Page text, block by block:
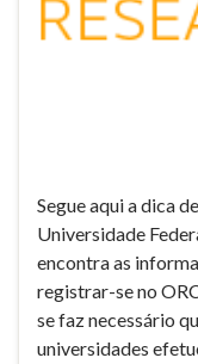
Segue aqui a dica
Universidade
encontra as
registrar-se no
se faz necessário
universidades